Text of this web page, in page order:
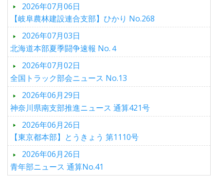
2026年07月06日
【岐阜農林建設連合支部】ひかり No.268
2026年07月03日
北海道本部夏季闘争速報 No.４
2026年07月02日
全国トラック部会ニュース No.13
2026年06月29日
神奈川県南支部推進ニュース 通算421号
2026年06月26日
【東京都本部】とうきょう 第1110号
2026年06月26日
青年部ニュース 通算No.41